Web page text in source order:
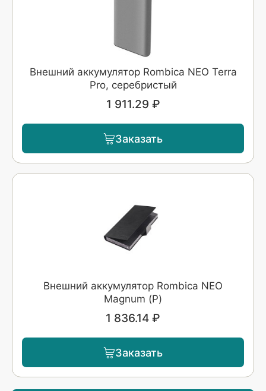
Внешний аккумулятор Rombica NEO Terra
Pro, серебристый
1 911.29 ₽
Заказать
Внешний аккумулятор Rombica NEO
Magnum (Р)
1 836.14 ₽
Заказать